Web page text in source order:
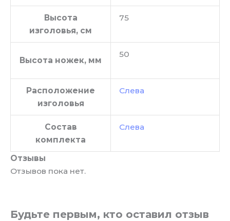
Высота
изголовья, см
75
Высота ножек, мм
50
Расположение
изголовья
Слева
Состав
комплекта
Слева
Отзывы
Отзывов пока нет.
Будьте первым, кто оставил отзыв